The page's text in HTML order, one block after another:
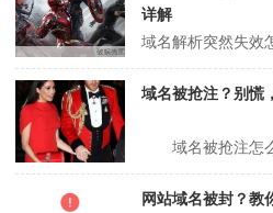
详解
域名被抢注？别慌
网站域名被封？教